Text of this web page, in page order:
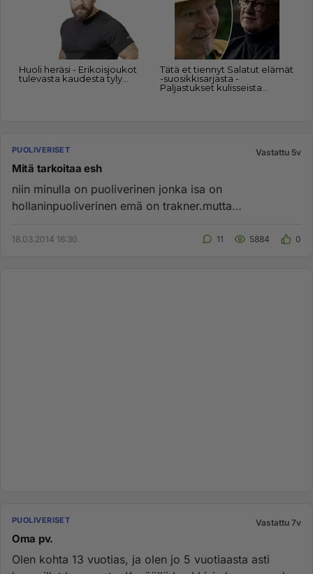
PUOLIVERISET Vastattu 5v
Mitä tarkoitaa esh
niin minulla on puoliverinen jonka isa on
hollaninpuoliverinen emä on trakner.mutta
18.03.2014 16:30 11 5884 0
PUOLIVERISET Vastattu 7v
Oma pv.
Olen kohta 13 vuotias, ja olen jo 5 vuotiaasta asti